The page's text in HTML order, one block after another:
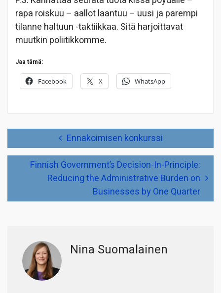
rapa roiskuu – aallot laantuu – uusi ja parempi
tilanne haltuun -taktiikkaa. Sitä harjoittavat
muutkin poliitikkomme.
Jaa tämä:
Facebook X WhatsApp
Ennakoimisen konkurssi
Finnish Government’s Decision-In-Principle:
Reducing the Administrative Burden on
Businesses by One Quarter
Nina Suomalainen